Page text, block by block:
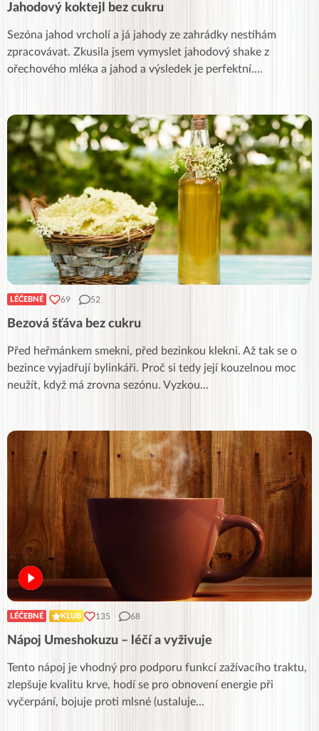
Jahodový koktejl bez cukru
Sezóna jahod vrcholí a já jahody ze zahrádky nestíhám
zpracovávat. Zkusila jsem vymyslet jahodový shake z
ořechového mléka a jahod a výsledek je perfektní....
LÉČEBNÉ 69 52
Bezová šťáva bez cukru
Před heřmánkem smekni, před bezinkou klekni. Až tak se o
bezince vyjadřují bylinkáři. Proč si tedy její kouzelnou moc
neužít, když má zrovna sezónu. Vyzkou...
LÉČEBNÉ KLUB 135 68
Nápoj Umeshokuzu – léčí a vyživuje
Tento nápoj je vhodný pro podporu funkcí zažívacího traktu,
zlepšuje kvalitu krve, hodí se pro obnovení energie při
vyčerpání, bojuje proti mlsné (ustaluje...